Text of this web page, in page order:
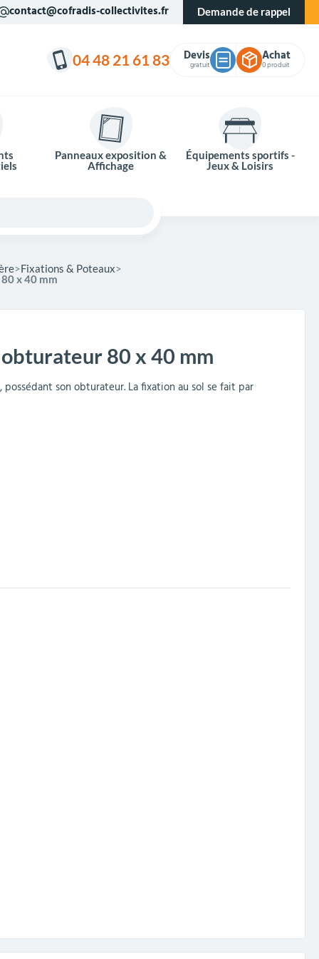
contact@cofradis-collectivites.fr Demande de rappel
04 48 21 61 83 Devis
gratuit
Achat
0 produit
Panneaux exposition &
Affichage
Équipements sportifs -
Jeux & Loisirs
Fixations & Poteaux
x 40 mm
80 x 40 mm
son obturateur. La fixation au sol se fait par